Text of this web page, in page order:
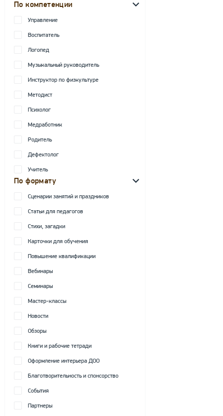
По компетенции
Управление
Воспитатель
Логопед
Музыкальный руководитель
Инструктор по физкультуре
Методист
Психолог
Медработник
Родитель
Дефектолог
Учитель
По формату
Сценарии занятий и праздников
Статьи для педагогов
Стихи, загадки
Карточки для обучения
Повышение квалификации
Вебинары
Семинары
Мастер-классы
Новости
Обзоры
Книги и рабочие тетради
Оформление интерьера ДОО
Благотворительность и спонсорство
События
Партнеры